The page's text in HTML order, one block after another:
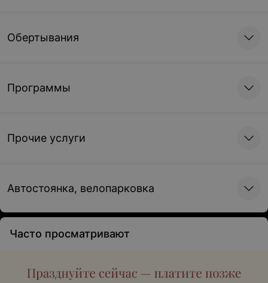
Обертывания
Программы
Прочие услуги
Автостоянка, велопарковка
Часто просматривают